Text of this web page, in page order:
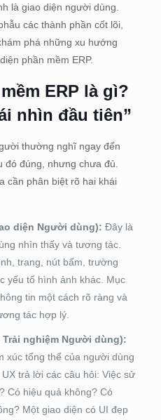
là giao diện người dùng.
các thành phần cốt lõi,
phá những xu hướng
phần mềm ERP.
ERP là gì?
nhìn đầu tiên”
thường nghĩ ngay đến
đúng, nhưng chưa đủ.
cần phân biệt rõ hai khái
diện Người dùng): Đây là
nhìn thấy và tương tác.
trang, nút bấm, trường
yếu tố hình ảnh khác. Mục
tin một cách rõ ràng và
tác hợp lý.
Trải nghiệm Người dùng):
xúc tổng thể của người dùng
trả lời các câu hỏi: Việc sử
Có hiệu quả không? Có
Một giao diện có UI đẹp